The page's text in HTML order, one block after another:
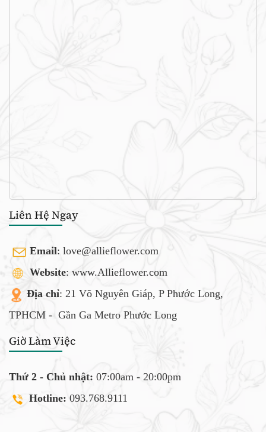
Liên Hệ Ngay
Email: love@allieflower.com
Website: www.Allieflower.com
Địa chỉ: 21 Võ Nguyên Giáp, P Phước Long,
TPHCM - Gần Ga Metro Phước Long
Giờ Làm Việc
Thứ 2 - Chủ nhật: 07:00am - 20:00pm
Hotline: 093.768.9111